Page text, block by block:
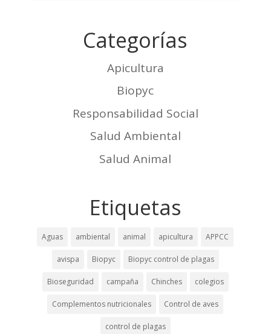
Categorías
Apicultura
Biopyc
Responsabilidad Social
Salud Ambiental
Salud Animal
Etiquetas
Aguas ambiental animal apicultura APPCC
avispa Biopyc Biopyc control de plagas
Bioseguridad campaña Chinches colegios
Complementos nutricionales Control de aves
control de plagas